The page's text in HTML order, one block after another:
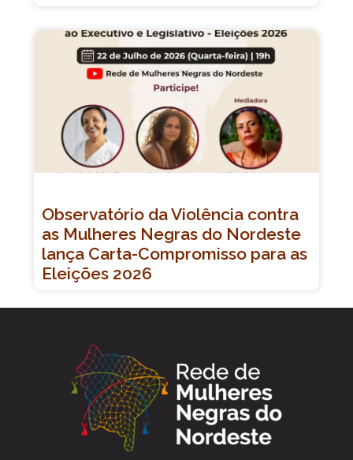
Observatório da Violência contra
as Mulheres Negras do Nordeste
lança Carta-Compromisso para as
Eleições 2026